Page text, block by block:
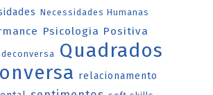
Necessidades Humanas
Psicologia Positiva
Quadrados
relacionamento